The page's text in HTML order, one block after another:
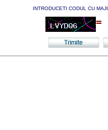
INTRODUCETI CODUL CU
=